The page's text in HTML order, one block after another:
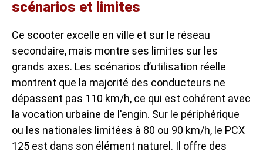
scénarios et limites
Ce scooter excelle en ville et sur le réseau
secondaire, mais montre ses limites sur les
grands axes. Les scénarios d’utilisation réelle
montrent que la majorité des conducteurs ne
dépassent pas 110 km/h, ce qui est cohérent avec
la vocation urbaine de l'engin. Sur le périphérique
ou les nationales limitées à 80 ou 90 km/h, le PCX
125 est dans son élément naturel. Il offre des